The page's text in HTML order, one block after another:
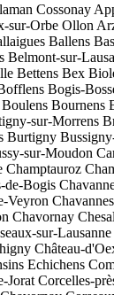
Cossonay
sur-Orbe Ollon
Ballens
Belmont-sur-
Bettens Bex
Bogis-
Boulens Bournens
sur-Morrens
Burtigny
sur-Moudon
Champtauroz
de-Bogis
Veyron
Chavornay
sur-Lausanne
Château-
Echichens
Jorat Corcelles-